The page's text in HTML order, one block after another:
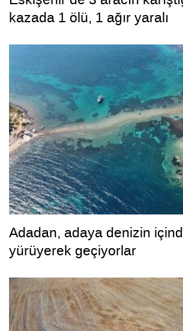
kazada 1 ölü, 1 ağır yaralı
Adadan, adaya denizin
yürüyerek geçiyorlar